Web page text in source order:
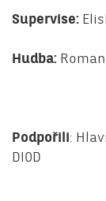
Supervise:
Hudba:
Podpořili:
DIOD